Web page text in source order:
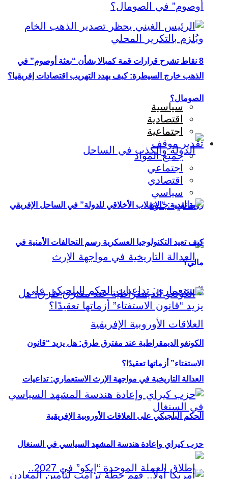
8 نقاط تشرح قرارات قمة كمبالا بشأن “بعثة أوصوم” في
الصومال؟
رؤية نقدية: “الانقلاب الأخلاقي للدولة” في الساحل الإفريقي
العدالة التاريخية في مواجهة الإرث الاستعماري: تداعيات
الحكم البلجيكي على العلاقات الأوروبية الإفريقية
الذهب خارج السيطرة: كيف يهدد التهريب اقتصادات إفريقيا؟
سياسية
اقتصادية
اجتماعية
تقدير موقف
جميع المواد
اجتماعي
اقتصادي
سياسي
كيف تعيد التكنولوجيا العسكرية رسم التحالفات الأمنية في
مالي؟
الكونغو الديمقراطية عند مفترق طرق: هل يزيد “قانون
الاستفتاء” أزماتها تعقيدًا؟
حزب كيراي وإعادة هندسة المشهد السياسي في السنغال